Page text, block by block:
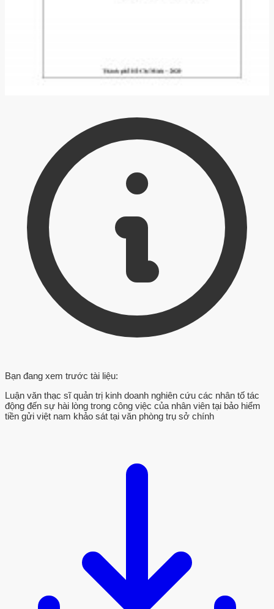
Bạn đang xem trước tài liệu:
Luận văn thạc sĩ quản trị kinh doanh nghiên cứu các nhân tố tác
động đến sự hài lòng trong công việc của nhân viên tại bảo hiểm
tiền gửi việt nam khảo sát tại văn phòng trụ sở chính